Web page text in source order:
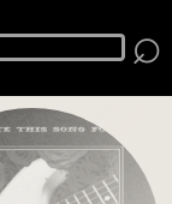
⌕